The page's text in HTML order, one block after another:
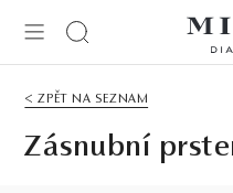
< ZPĚT NA SEZNAM
Zásnubní